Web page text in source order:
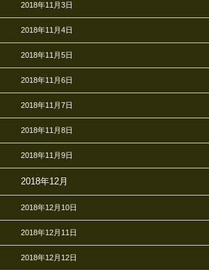
2018年11月3日
2018年11月4日
2018年11月5日
2018年11月6日
2018年11月7日
2018年11月8日
2018年11月9日
2018年12月
2018年12月10日
2018年12月11日
2018年12月12日